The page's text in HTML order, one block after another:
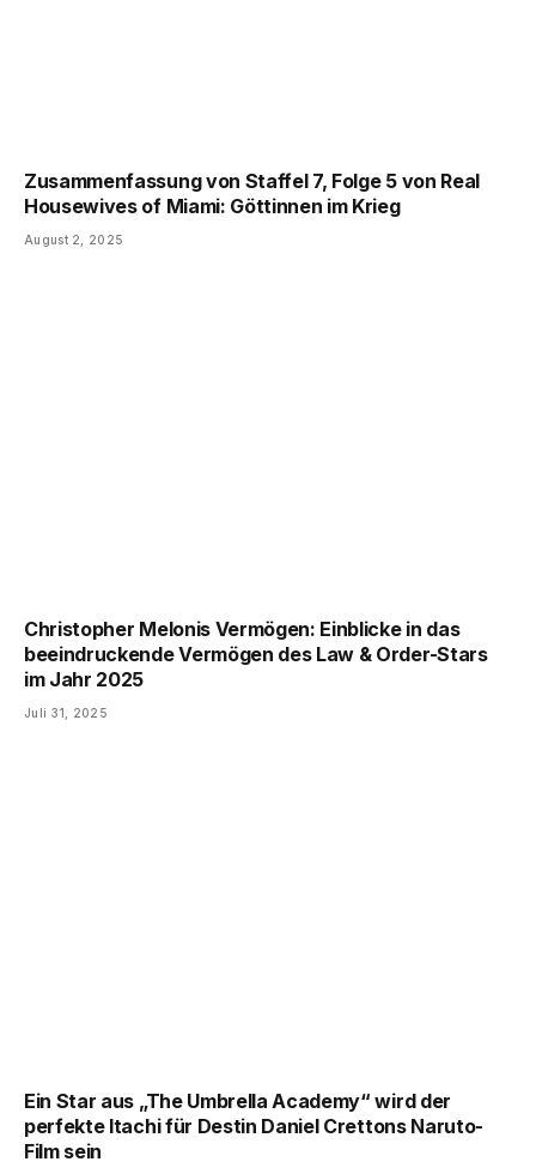
Zusammenfassung von Staffel 7, Folge 5 von Real
Housewives of Miami: Göttinnen im Krieg
August 2, 2025
Christopher Melonis Vermögen: Einblicke in das
beeindruckende Vermögen des Law & Order-Stars
im Jahr 2025
Juli 31, 2025
Ein Star aus „The Umbrella Academy“ wird der
perfekte Itachi für Destin Daniel Crettons Naruto-
Film sein